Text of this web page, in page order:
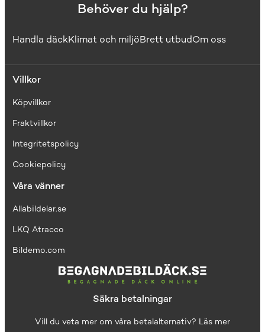
Behöver du hjälp?
Handla däckKlimat och miljöBrett utbudOm oss
Villkor
Köpvillkor
Fraktvillkor
Integritetspolicy
Cookiepolicy
Våra vänner
Allabildelar.se
LKQ Atracco
Bildemo.com
Säkra betalningar
Vill du veta mer om våra betalalternativ? Läs mer